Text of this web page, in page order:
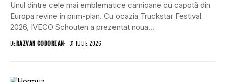
Unul dintre cele mai emblematice camioane cu capotă din
Europa revine în prim-plan. Cu ocazia Truckstar Festival
2026, IVECO Schouten a prezentat noua...
DERAZVAN CODOREAN 31 IULIE 2026